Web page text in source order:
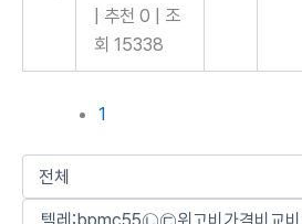
추천 0
조
회 15338
1